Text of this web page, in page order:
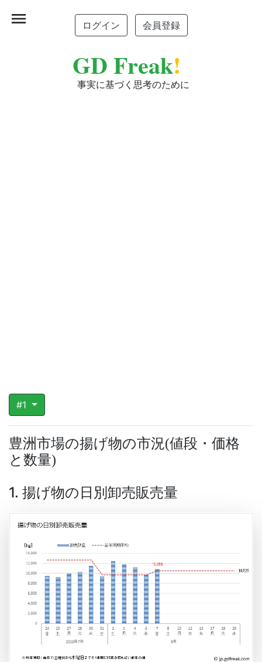
ログイン 会員登録
GD Freak!
事実に基づく思考のために
menu
#1
豊洲市場の揚げ物の市況(値段・価格
と数量)
1. 揚げ物の日別卸売販売量